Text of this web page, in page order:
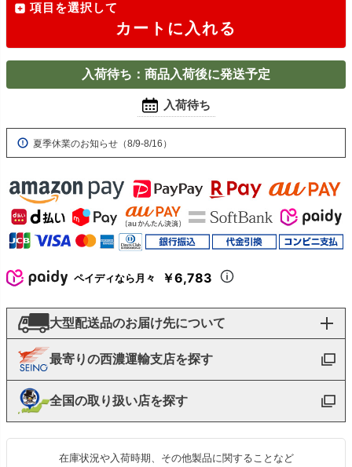
項目を選択して
カートに入れる
入荷待ち：商品入荷後に発送予定
入荷待ち
夏季休業のお知らせ（8/9-8/16）
ペイディなら月々 ￥6,783
大型配送品のお届け先について
最寄りの西濃運輸支店を探す
全国の取り扱い店を探す
在庫状況や入荷時期、その他製品に関することなど